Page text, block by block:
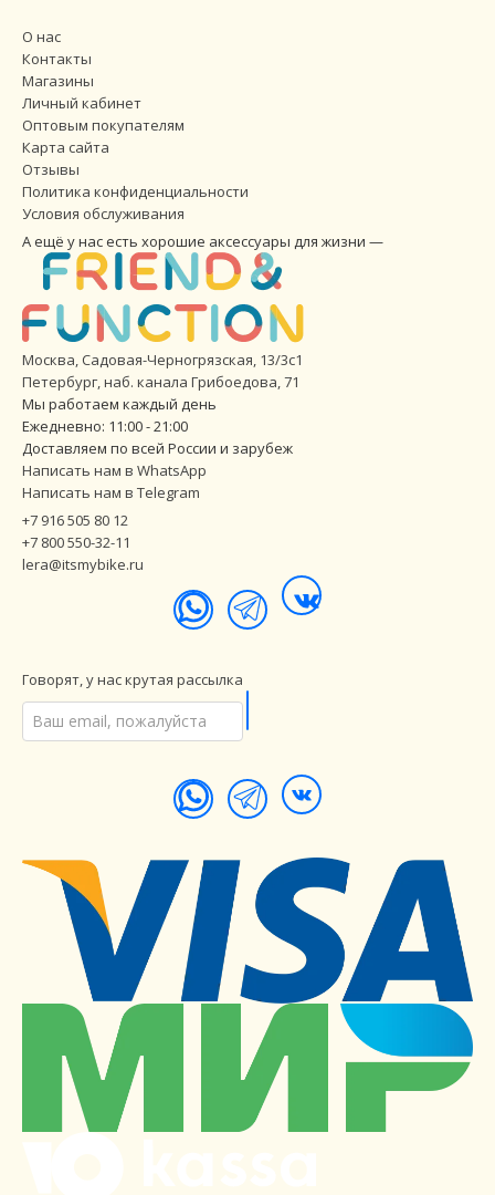
О нас
Контакты
Магазины
Личный кабинет
Оптовым покупателям
Карта сайта
Отзывы
Политика конфиденциальности
Условия обслуживания
А ещё у нас есть хорошие аксессуары для жизни —
Москва, Садовая-Черногрязская, 13/3с1
Петербург,наб. канала Грибоедова, 71
Мы работаем каждый день
Ежедневно: 11:00 - 21:00
Доставляем по всей России и зарубеж
Написать нам в WhatsApp
Написать нам в Telegram
+7 916 505 80 12
+7 800 550-32-11
lera@itsmybike.ru
Говорят, у нас крутая рассылка